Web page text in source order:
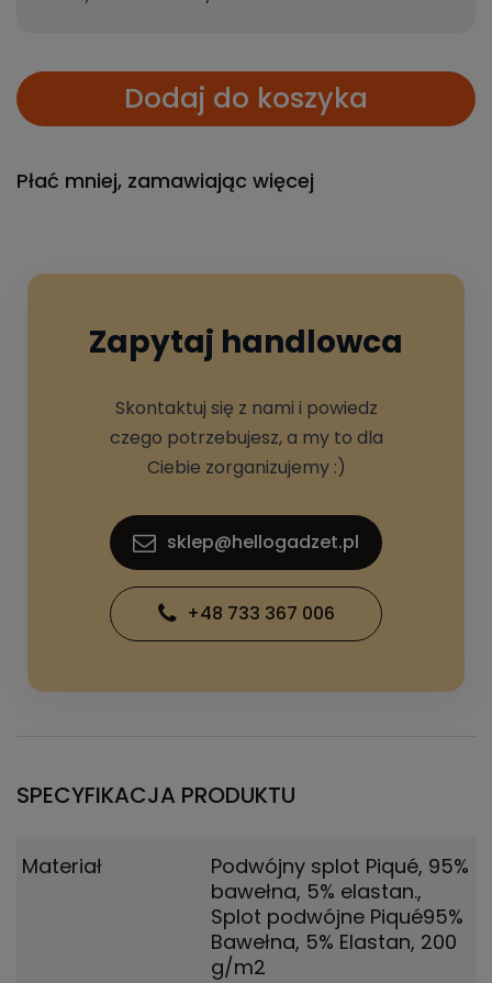
Dodaj do koszyka
Płać mniej, zamawiając więcej
Zapytaj handlowca
Skontaktuj się z nami i powiedz
czego potrzebujesz, a my to dla
Ciebie zorganizujemy :)
sklep@hellogadzet.pl
+48 733 367 006
SPECYFIKACJA PRODUKTU
Materiał
Podwójny splot Piqué, 95%
bawełna, 5% elastan.,
Splot podwójne Piqué95%
Bawełna, 5% Elastan, 200
g/m2